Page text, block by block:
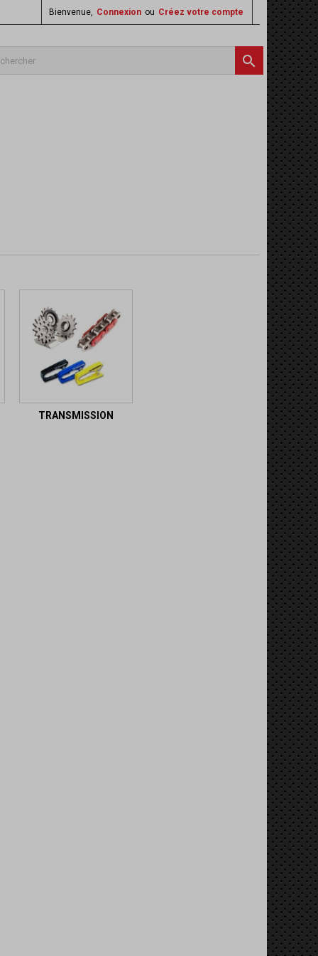
Bienvenue, Connexion ou Créez votre compte

TRANSMISSION